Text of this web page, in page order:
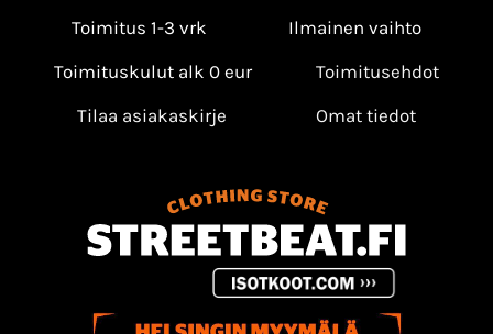
Toimitus 1-3 vrk
Ilmainen vaihto
Toimituskulut alk 0 eur
Toimitusehdot
Tilaa asiakaskirje
Omat tiedot